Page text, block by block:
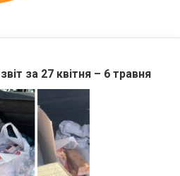
за 27 квітня – 6 травня